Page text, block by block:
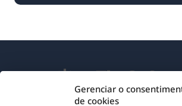
Gerenciar o
de cookies